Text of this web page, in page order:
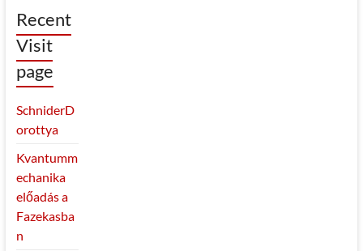
Recent
Visit
page
SchniderD
orottya
Kvantumm
echanika
előadás a
Fazekasba
n